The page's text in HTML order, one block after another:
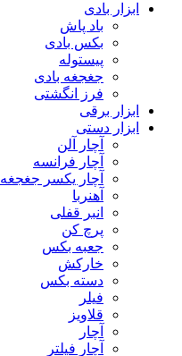
ابزار بادی
باد پاش
بکس بادی
پیستوله
جغجغه بادی
فرز انگشتی
ابزار برقی
ابزار دستی
آچار آلن
آچار فرانسه
آچار یکسر جغجغه
آهنربا
انبر قفلی
پرچ کن
جعبه بکس
خارکش
دسته بکس
فیلر
قلاویز
آچار
آچار فیلتر